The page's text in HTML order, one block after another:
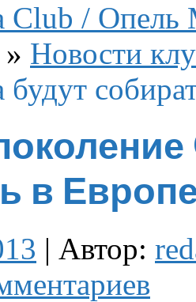
/ Опель
» Новости
в
| Автор: